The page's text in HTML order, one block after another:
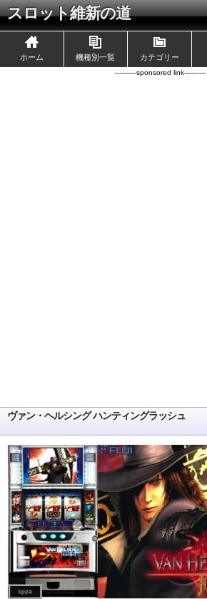
スロット維新の道
ホーム 機種別一覧 カテゴリー
----------sponsored link----------
ヴァン・ヘルシング ハンティングラッシュ